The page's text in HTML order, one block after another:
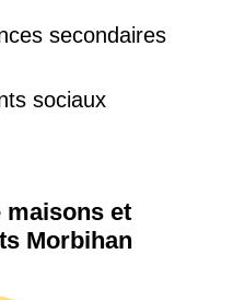
secondaires
sociaux
et
Morbihan